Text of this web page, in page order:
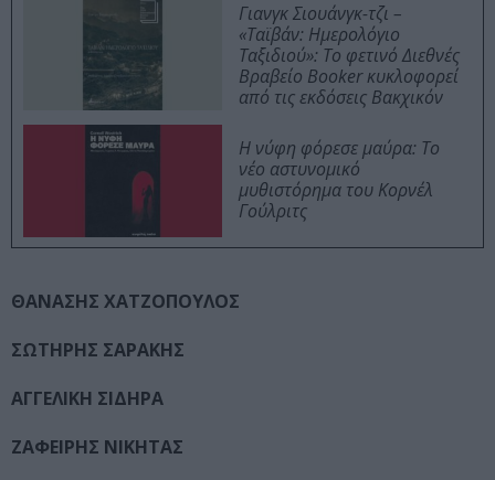
Γιανγκ Σιουάνγκ-τζι –
«Ταϊβάν: Ημερολόγιο
Ταξιδιού»: Το φετινό Διεθνές
Βραβείο Booker κυκλοφορεί
από τις εκδόσεις Βακχικόν
Η νύφη φόρεσε μαύρα: Το
νέο αστυνομικό
μυθιστόρημα του Κορνέλ
Γούλριτς
ΘΑΝΑΣΗΣ ΧΑΤΖΟΠΟΥΛΟΣ
ΣΩΤΗΡΗΣ ΣΑΡΑΚΗΣ
ΑΓΓΕΛΙΚΗ ΣΙΔΗΡΑ
ΖΑΦΕΙΡΗΣ ΝΙΚΗΤΑΣ